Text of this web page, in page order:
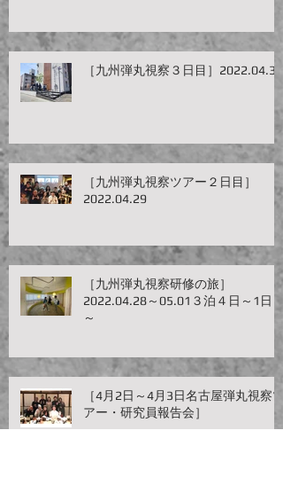
［九州弾丸視察３日目］2022.04.30
［九州弾丸視察ツアー２日目］
2022.04.29
［九州弾丸視察研修の旅］
2022.04.28～05.01３泊４日～1日目
～
［4月2日～4月3日名古屋弾丸視察ツ
アー・研究員報告会］